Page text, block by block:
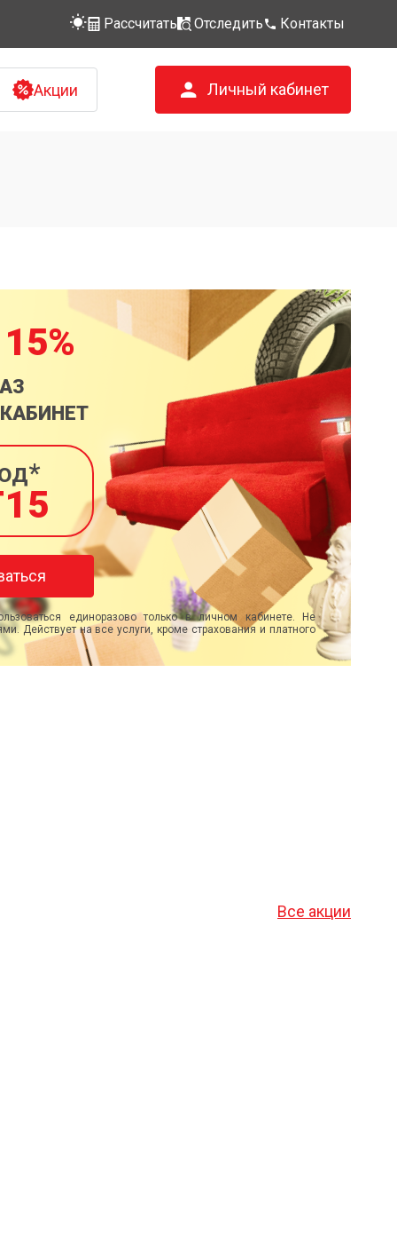
Рассчитать Отследить Контакты
Акции Личный кабинет
единоразово только в личном кабинете. Не
Действует на все услуги, кроме страхования и платного
Все акции